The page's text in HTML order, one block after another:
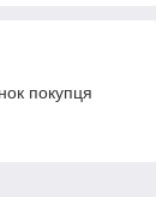
покупця